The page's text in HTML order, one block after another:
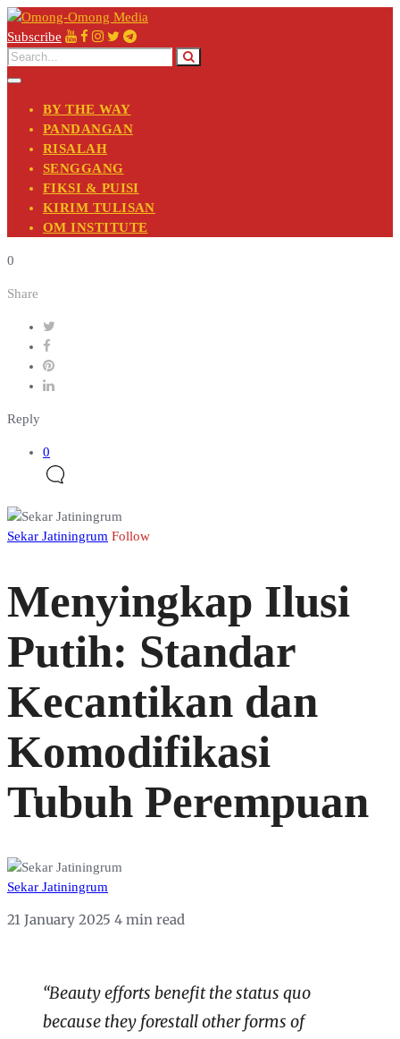
Subscribe
BY THE WAY
PANDANGAN
RISALAH
SENGGANG
FIKSI & PUISI
KIRIM TULISAN
OM INSTITUTE
0
Share
Reply
0
Sekar Jatiningrum Follow
Menyingkap Ilusi
Putih: Standar
Kecantikan dan
Komodifikasi
Tubuh Perempuan
Sekar Jatiningrum
21 January 2025 4 min read
“Beauty efforts benefit the status quo
because they forestall other forms of